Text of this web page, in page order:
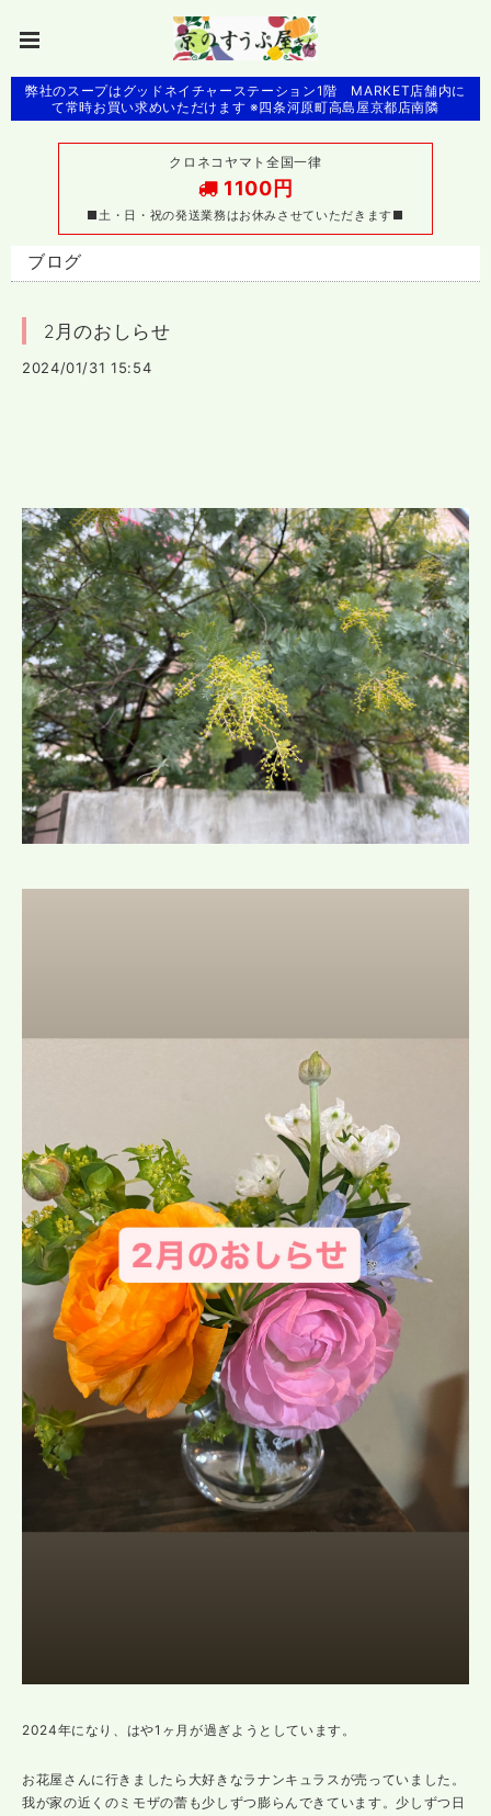
弊社のスープはグッドネイチャーステーション1階 MARKET店舗内に
て常時お買い求めいただけます ※四条河原町高島屋京都店南隣
クロネコヤマト全国一律
1100円
■土・日・祝の発送業務はお休みさせていただきます■
ブログ
2月のおしらせ
2024/01/31 15:54
2024年になり、はや1ヶ月が過ぎようとしています。
お花屋さんに行きましたら大好きなラナンキュラスが売っていました。
我が家の近くのミモザの蕾も少しずつ膨らんできています。少しずつ日